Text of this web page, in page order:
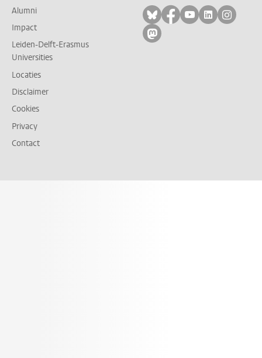
Alumni
Impact
Leiden-Delft-Erasmus
Universities
Locaties
Disclaimer
Cookies
Privacy
Contact
Volg ons op bluesky
Volg ons op
Volg ons op
Volg ons
Volg
Volg ons op mastodon